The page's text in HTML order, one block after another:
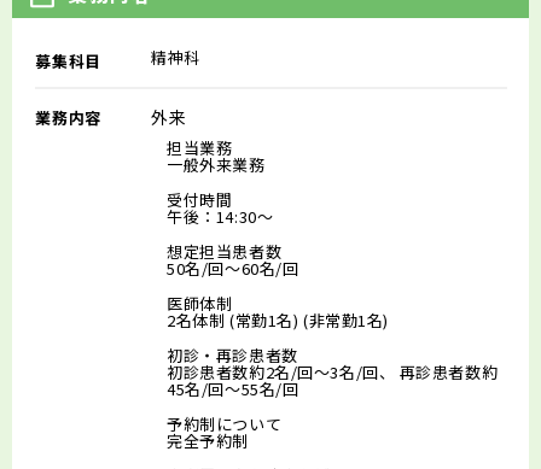
募集科目 精神科
業務内容 外来
担当業務
一般外来業務
受付時間
午後：14:30～
想定担当患者数
50名/回～60名/回
医師体制
2名体制 (常勤1名) (非常勤1名)
初診・再診患者数
初診患者数約2名/回～3名/回、 再診患者数約
45名/回～55名/回
予約制について
完全予約制